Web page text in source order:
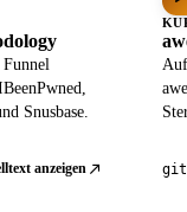
Snusbase.
anzeigen